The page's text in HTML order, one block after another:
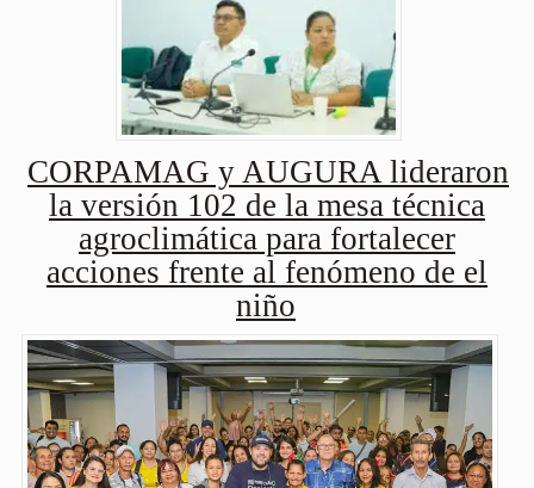
CORPAMAG y AUGURA lideraron
la versión 102 de la mesa técnica
agroclimática para fortalecer
acciones frente al fenómeno de el
niño